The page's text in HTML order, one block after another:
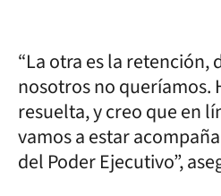
“La otra es la retención,
nosotros no queríamos.
resuelta, y creo que en
vamos a estar
del Poder Ejecutivo”,